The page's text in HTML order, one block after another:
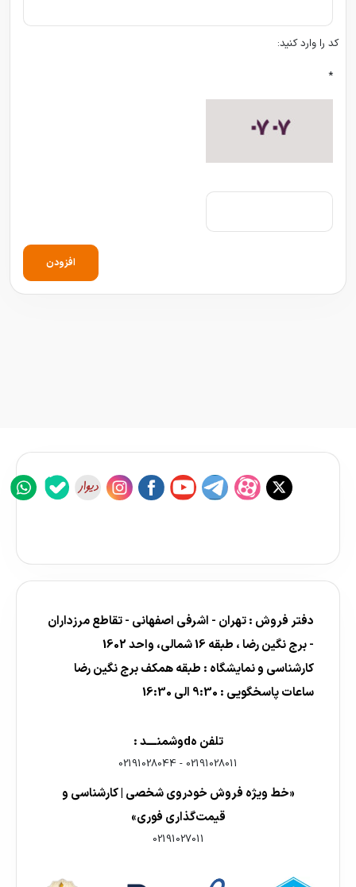
کد را وارد کنید:
*
افزودن
دفتر فروش : تهران - اشرفی اصفهانی - تقاطع مرزداران
- برج نگین رضا ، طبقه 16 شمالی، واحد 1602
کارشناسی و نمایشگاه : طبقه همکف برج نگین رضا
ساعات پاسخگویی : 9:30 الی 16:30
تلفن هdوشمنــــد :
02191028011
-
02191028044
«خط ویژه فروش خودروی شخصی | کارشناسی و
قیمت‌گذاری فوری»
02191027011